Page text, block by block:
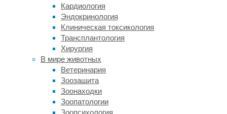
Кардиология
Эндокринология
Клиническая токсикология
Трансплантология
Хирургия
В мире животных
Ветеринария
Зоозащита
Зоонаходки
Зоопатологии
Зоопсихология
Читать
дальше
"Удаление
когтей
сделало
кошек
чувствительнее
боли
усилило
Хирургия
Обнаружена
нелогичная
связь
между
стрессом